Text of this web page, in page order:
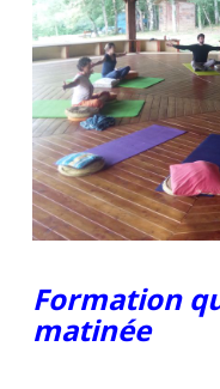
Formation
matinée